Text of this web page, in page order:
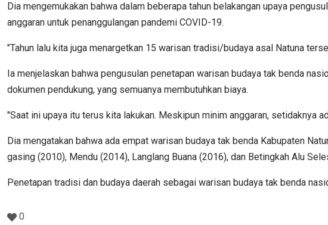
Dia mengemukakan bahwa dalam beberapa tahun belakangan upaya
anggaran untuk penanggulangan pandemi COVID-19.
"Tahun lalu kita juga menargetkan 15 warisan tradisi/budaya asal Natuna
Ia menjelaskan bahwa pengusulan penetapan warisan budaya tak benda
dokumen pendukung, yang semuanya membutuhkan biaya.
"Saat ini upaya itu terus kita lakukan. Meskipun minim anggaran, setidaknya
Dia mengatakan bahwa ada empat warisan budaya tak benda Kabupaten
gasing (2010), Mendu (2014), Langlang Buana (2016), dan Betingkah Alu
Penetapan tradisi dan budaya daerah sebagai warisan budaya tak benda
0